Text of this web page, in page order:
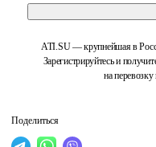
ATI.SU — крупнейшая в
Зарегистрируйтесь и
на перевозку
Поделиться